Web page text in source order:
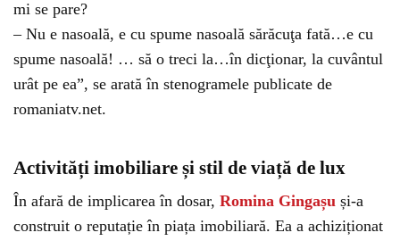
mi se pare?
– Nu e nasoală, e cu spume nasoală sărăcuţa fată…e cu
spume nasoală! … să o treci la…în dicţionar, la cuvântul
urât pe ea”, se arată în stenogramele publicate de
romaniatv.net.
Activități imobiliare și stil de viață de lux
În afară de implicarea în dosar, Romina Gingașu și-a
construit o reputație în piața imobiliară. Ea a achiziționat